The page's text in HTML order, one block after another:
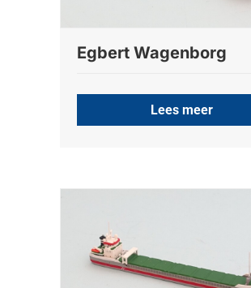
Egbert Wagenborg
Lees meer